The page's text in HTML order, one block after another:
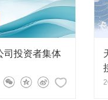
营造和谐的交流气
违反当前法律的
的证据。
司投资者集体